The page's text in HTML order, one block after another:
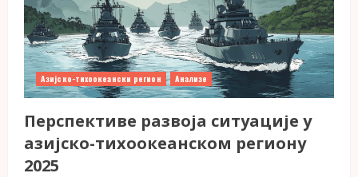
Азијско-тихоокеански регион Анализе
Перспективе развоја ситуације у
азијско-тихоокеанском региону
2025